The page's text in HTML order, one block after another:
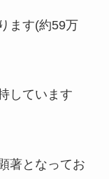
ます(約59万
しています
著となってお